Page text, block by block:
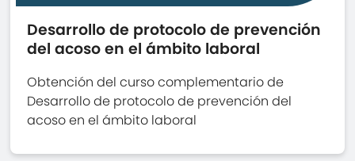
Desarrollo de protocolo de prevención
del acoso en el ámbito laboral
Obtención del curso complementario de
Desarrollo de protocolo de prevención del
acoso en el ámbito laboral